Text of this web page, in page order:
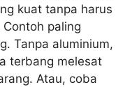
kuat tanpa harus
paling
Tanpa aluminium,
terbang melesat
Atau, coba